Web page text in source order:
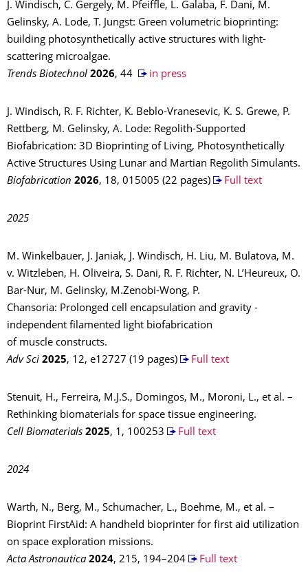
J. Windisch, C. Gergely, M. Pfeiffle, L. Galaba, F. Dani, M.
Gelinsky, A. Lode, T. Jungst: Green volumetric bioprinting:
building photosynthetically active structures with light-
scattering microalgae.
Trends Biotechnol 2026, 44 in press
J. Windisch, R. F. Richter, K. Beblo-Vranesevic, K. S. Grewe, P.
Rettberg, M. Gelinsky, A. Lode: Regolith-Supported
Biofabrication: 3D Bioprinting of Living, Photosynthetically
Active Structures Using Lunar and Martian Regolith Simulants.
Biofabrication 2026, 18, 015005 (22 pages) Full text
2025
M. Winkelbauer, J. Janiak, J. Windisch, H. Liu, M. Bulatova, M.
v. Witzleben, H. Oliveira, S. Dani, R. F. Richter, N. L’Heureux, O.
Bar-Nur, M. Gelinsky, M.Zenobi-Wong, P.
Chansoria: Prolonged cell encapsulation and gravity -
independent filamented light biofabrication
of muscle constructs.
Adv Sci 2025, 12, e12727 (19 pages) Full text
Stenuit, H., Ferreira, M.J.S., Domingos, M., Moroni, L., et al. –
Rethinking biomaterials for space tissue engineering.
Cell Biomaterials 2025, 1, 100253 Full text
2024
Warth, N., Berg, M., Schumacher, L., Boehme, M., et al. –
Bioprint FirstAid: A handheld bioprinter for first aid utilization
on space exploration missions.
Acta Astronautica 2024, 215, 194–204 Full text